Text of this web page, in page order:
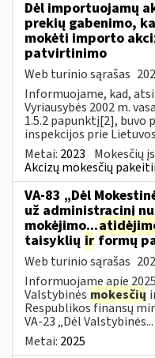
Dėl importuojamų
prekių gabenimo,
mokėti importo
patvirtinimo
Web turinio sąrašas
Informuojame, kad,
Vyriausybės 2002 m.
1.5.2 papunktį[2], buvo
inspekcijos prie
Metai: 2023 Mokesčių
Akcizų mokesčių
VA-83 „Dėl
už administracinį
mokėjimo...
taisyklių ir formų
Web turinio sąrašas
Informuojame apie
Valstybinės mokesčių
Respublikos finansų
VA-23 „Dėl Valstybinės...
Metai: 2025